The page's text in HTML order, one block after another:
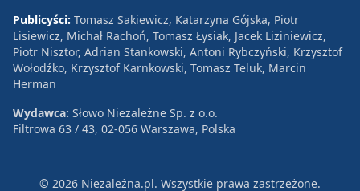
Publicyści: Tomasz Sakiewicz, Katarzyna Gójska, Piotr
Lisiewicz, Michał Rachoń, Tomasz Łysiak, Jacek Liziniewicz,
Piotr Nisztor, Adrian Stankowski, Antoni Rybczyński, Krzysztof
Wołodźko, Krzysztof Karnkowski, Tomasz Teluk, Marcin
Herman
Wydawca: Słowo Niezależne Sp. z o.o.
Filtrowa 63 / 43, 02-056 Warszawa, Polska
© 2026 Niezależna.pl. Wszystkie prawa zastrzeżone.